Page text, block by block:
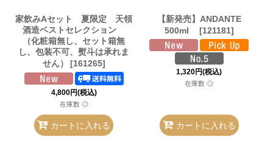
家飲みAセット 夏限定 天領
酒造ベストセレクション
（化粧箱無し、セット箱無
し、包装不可、熨斗は承れま
せん）
[161265]
4,800円(税込)
在庫数 ◎
カートに入れる
【新発売】ANDANTE
500ml
[121181]
1,320円(税込)
在庫数 ◎
カートに入れる